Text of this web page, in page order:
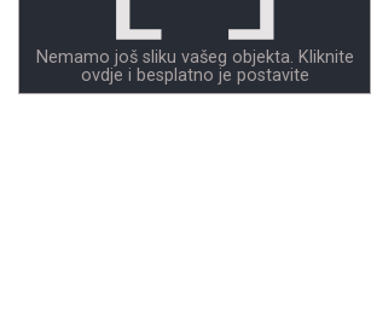
Nemamo još sliku vašeg objekta. Kliknite
ovdje i besplatno je postavite